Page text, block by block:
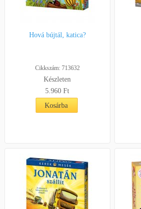
Hová bújtál, katica?
Cikkszám: 713632
Készleten
5.960 Ft
Kosárba